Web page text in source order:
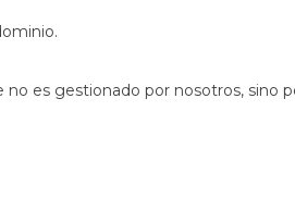
es gestionado por nosotros, sino